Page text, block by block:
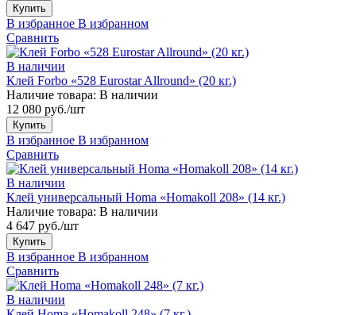
Купить
В избранное В избранном
Сравнить
В наличии
Клей Forbo «528 Eurostar Allround» (20 кг.)
Наличие товара: В наличии
12 080 руб./шт
Купить
В избранное В избранном
Сравнить
В наличии
Клей универсальный Homa «Homakoll 208» (14 кг.)
Наличие товара: В наличии
4 647 руб./шт
Купить
В избранное В избранном
Сравнить
В наличии